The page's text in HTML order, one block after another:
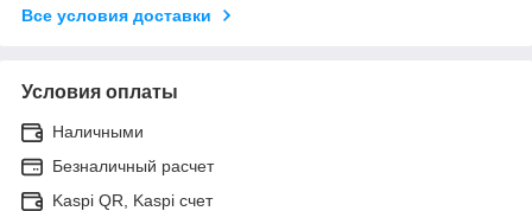
Все условия доставки
Условия оплаты
Наличными
Безналичный расчет
Kaspi QR, Kaspi счет